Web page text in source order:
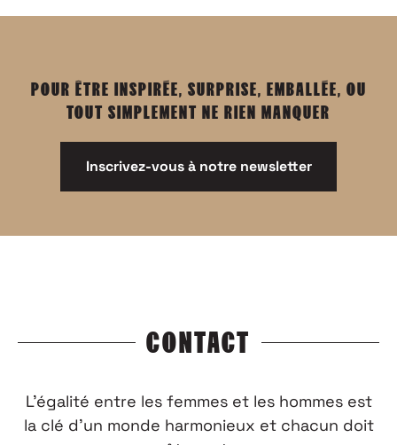
POUR ÊTRE INSPIRÉE, SURPRISE, EMBALLÉE, OU
TOUT SIMPLEMENT NE RIEN MANQUER
Inscrivez-vous à notre newsletter
CONTACT
L’égalité entre les femmes et les hommes est
la clé d’un monde harmonieux et chacun doit